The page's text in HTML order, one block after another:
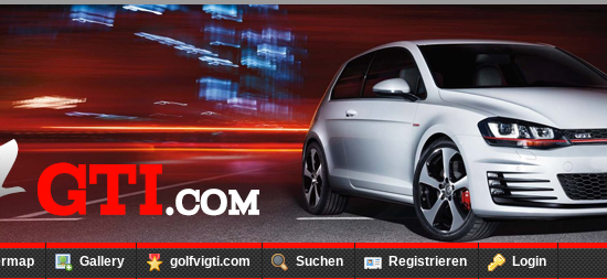
Gallery golfvigti.com Suchen Registrieren Login